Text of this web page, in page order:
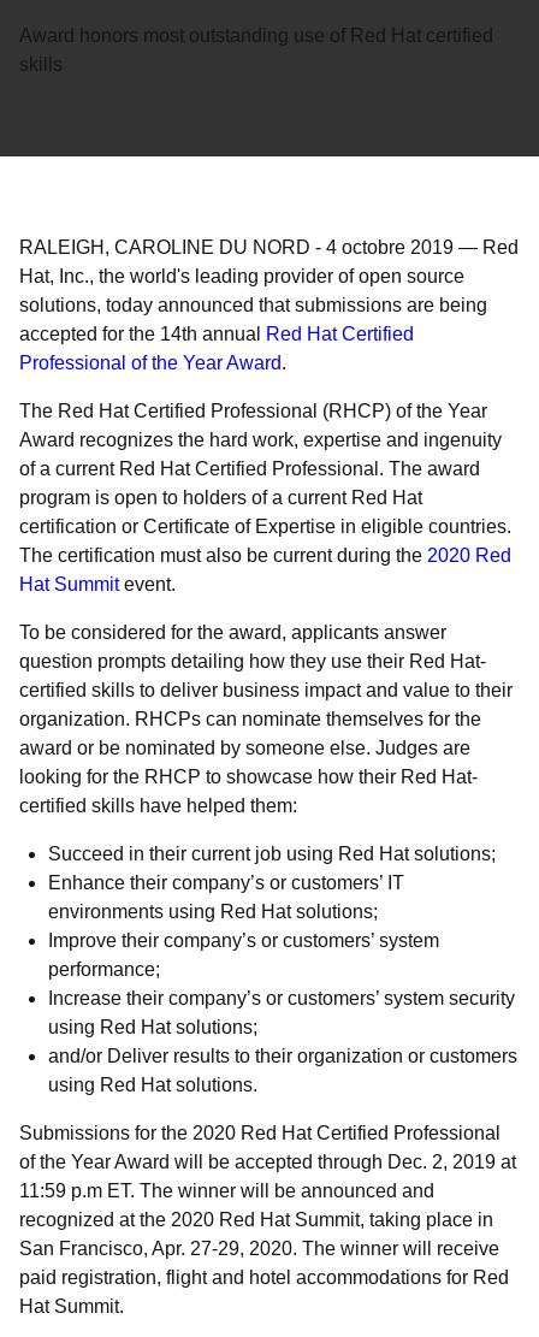
Award honors most outstanding use of Red Hat certified
skills
RALEIGH, CAROLINE DU NORD - 4 octobre 2019 — Red
Hat, Inc., the world's leading provider of open source
solutions, today announced that submissions are being
accepted for the 14th annual
Red Hat Certified
Professional of the Year Award.
The Red Hat Certified Professional (RHCP) of the Year
Award recognizes the hard work, expertise and ingenuity
of a current Red Hat Certified Professional. The award
program is open to holders of a current Red Hat
certification or Certificate of Expertise in eligible countries.
The certification must also be current during the 2020 Red
Hat Summitevent.
To be considered for the award, applicants answer
question prompts detailing how they use their Red Hat-
certified skills to deliver business impact and value to their
organization. RHCPs can nominate themselves for the
award or be nominated by someone else. Judges are
looking for the RHCP to showcase how their Red Hat-
certified skills have helped them:
Succeed in their current job using Red Hat solutions;
Enhance their company’s or customers’ IT
environments using Red Hat solutions;
Improve their company’s or customers’ system
performance;
Increase their company’s or customers’ system security
using Red Hat solutions;
and/or Deliver results to their organization or customers
using Red Hat solutions.
Submissions for the 2020 Red Hat Certified Professional
of the Year Award will be accepted through Dec. 2, 2019 at
11:59 p.m ET. The winner will be announced and
recognized at the 2020 Red Hat Summit, taking place in
San Francisco, Apr. 27-29, 2020. The winner will receive
paid registration, flight and hotel accommodations for Red
Hat Summit.